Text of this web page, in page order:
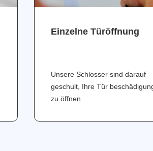
Einzelne Türöffnung
Unsere Schlosser sind darauf
geschult, Ihre Tür
zu öffnen